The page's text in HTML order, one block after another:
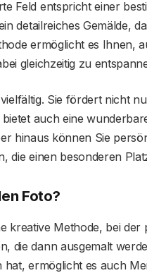
Feld entspricht einer
detailreiches Gemälde,
ermöglicht es Ihnen,
gleichzeitig zu
Sie fördert nicht
auch eine
hinaus können Sie
die einen besonderen
Foto?
kreative Methode, bei der
die dann ausgemalt
ermöglicht es auch